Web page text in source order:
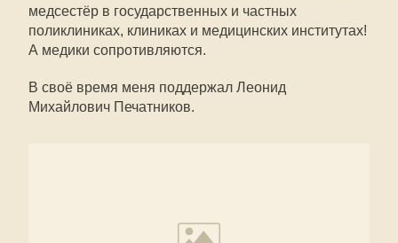
медсестёр в государственных и частных
поликлиниках, клиниках и медицинских институтах!
А медики сопротивляются.
В своё время меня поддержал Леонид
Михайлович Печатников.